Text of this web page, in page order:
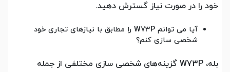
خود را در صورت نیاز گسترش دهید.
آیا می توانم W73P را مطابق با نیازهای تجاری خود
شخصی سازی کنم؟
بله، W73P گزینه‌های شخصی سازی مختلفی از جمله